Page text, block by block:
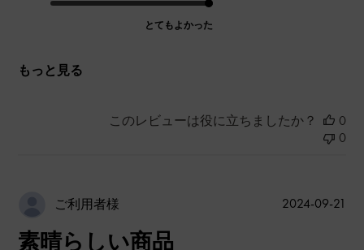
とてもよかった
もっと見る
このレビューは役に立ちましたか？
0
0
ご利用者様
素晴らしい商品
2024-09-21